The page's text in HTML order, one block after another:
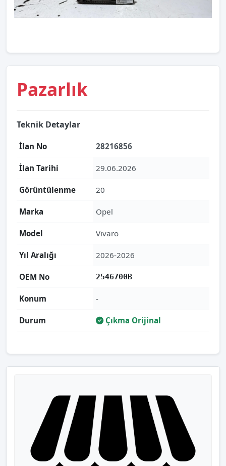
Pazarlık
Teknik Detaylar
İlan No 28216856
İlan Tarihi 29.06.2026
Görüntülenme 20
Marka Opel
Model Vivaro
Yıl Aralığı 2026-2026
OEM No 2546700B
Konum -
Durum Çıkma Orijinal